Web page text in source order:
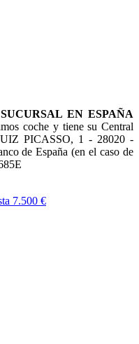
EN ESPAÑA
coche y tiene su Central
PICASSO, 1 - 28020 -
de España (en el caso de
7.500 €